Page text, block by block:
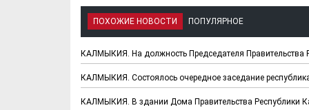
ПОХОЖИЕ НОВОСТИ ПОПУЛЯРНОЕ
КАЛМЫКИЯ. На должность Председателя Правительства
КАЛМЫКИЯ. Состоялось очередное заседание
КАЛМЫКИЯ. В здании Дома Правительства Республики